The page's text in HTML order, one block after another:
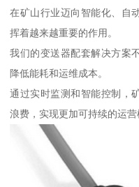
在矿山行业迈向智能化、自
挥着越来越重要的作用。
我们的变送器配套解决方案
降低能耗和运维成本。
通过实时监测和智能控制，
浪费，实现更加可持续的运营